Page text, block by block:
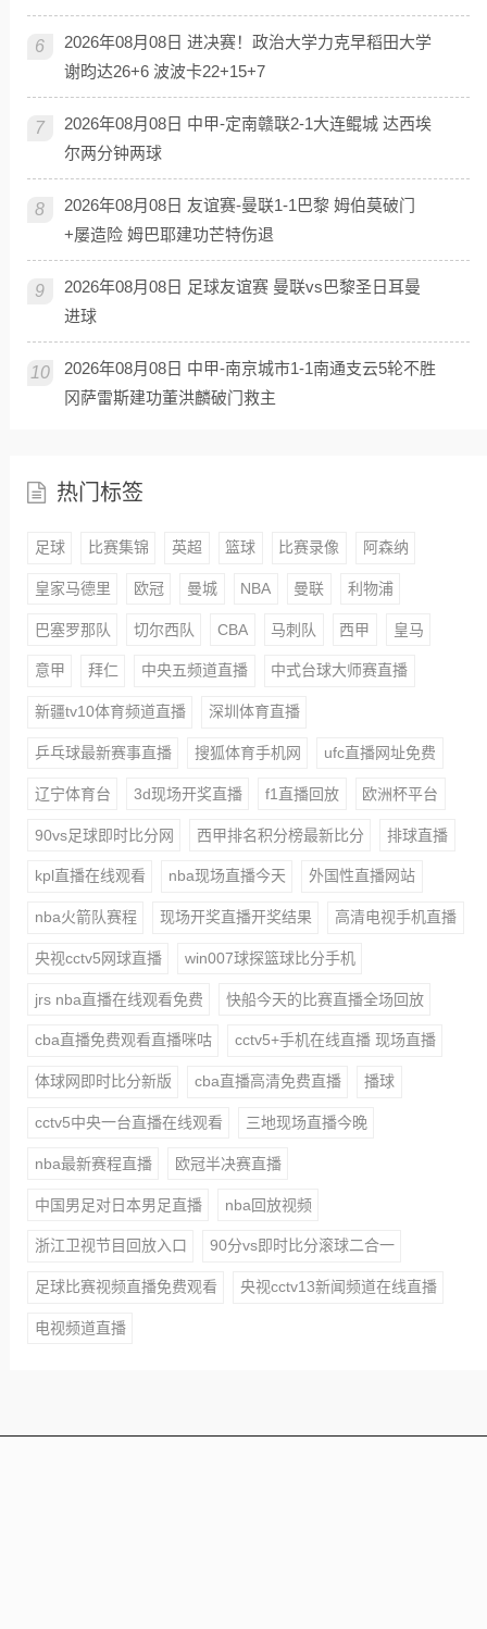
6
2026年08月08日 进决赛！政治大学力克早稻田大学
谢昀达26+6 波波卡22+15+7
7
2026年08月08日 中甲-定南赣联2-1大连鲲城 达西埃
尔两分钟两球
8
2026年08月08日 友谊赛-曼联1-1巴黎 姆伯莫破门
+屡造险 姆巴耶建功芒特伤退
9
2026年08月08日 足球友谊赛 曼联vs巴黎圣日耳曼
进球
10
2026年08月08日 中甲-南京城市1-1南通支云5轮不胜
冈萨雷斯建功董洪麟破门救主
热门标签
足球 比赛集锦 英超 篮球 比赛录像 阿森纳
皇家马德里 欧冠 曼城 NBA 曼联 利物浦
巴塞罗那队 切尔西队 CBA 马刺队 西甲 皇马
意甲 拜仁 中央五频道直播 中式台球大师赛直播
新疆tv10体育频道直播 深圳体育直播
乒乓球最新赛事直播 搜狐体育手机网 ufc直播网址免费
辽宁体育台 3d现场开奖直播 f1直播回放 欧洲杯平台
90vs足球即时比分网 西甲排名积分榜最新比分 排球直播
kpl直播在线观看 nba现场直播今天 外国性直播网站
nba火箭队赛程 现场开奖直播开奖结果 高清电视手机直播
央视cctv5网球直播 win007球探篮球比分手机
jrs nba直播在线观看免费 快船今天的比赛直播全场回放
cba直播免费观看直播咪咕 cctv5+手机在线直播 现场直播
体球网即时比分新版 cba直播高清免费直播 播球
cctv5中央一台直播在线观看 三地现场直播今晚
nba最新赛程直播 欧冠半决赛直播
中国男足对日本男足直播 nba回放视频
浙江卫视节目回放入口 90分vs即时比分滚球二合一
足球比赛视频直播免费观看 央视cctv13新闻频道在线直播
电视频道直播